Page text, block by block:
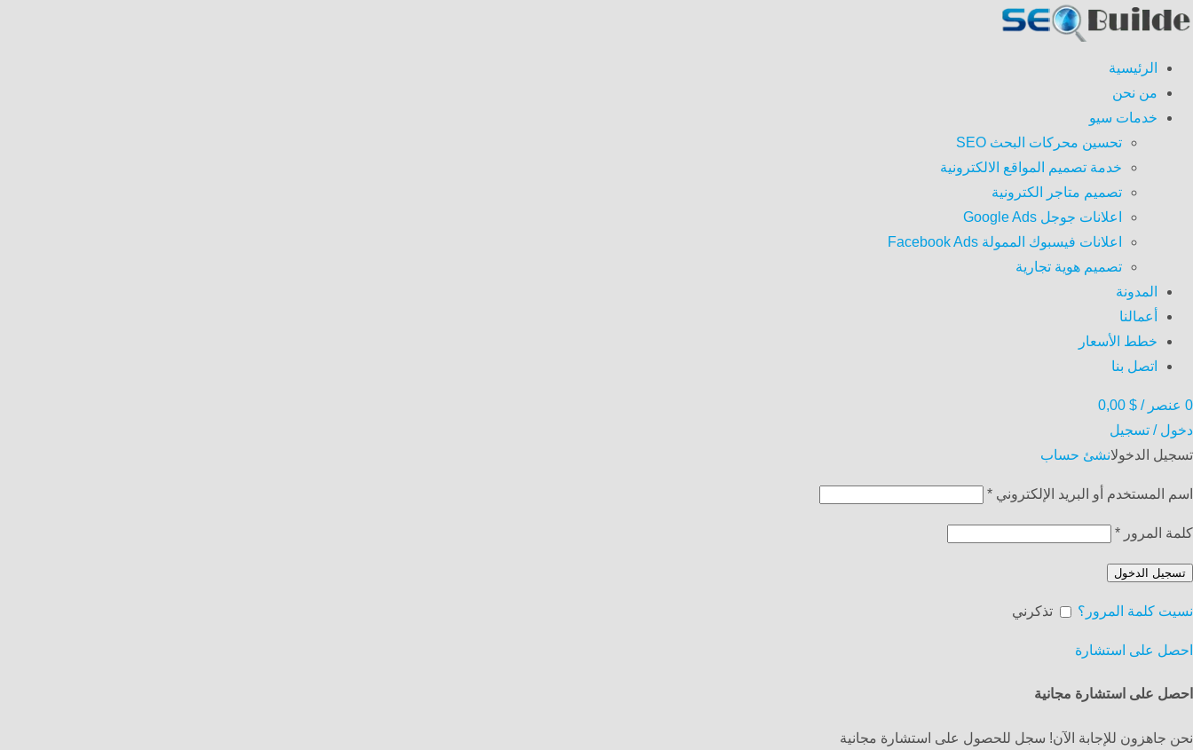
الرئيسية
من نحن
خدمات سيو
تحسين محركات البحث SEO
خدمة تصميم المواقع الالكترونية
تصميم متاجر الكترونية
اعلانات جوجل Google Ads
اعلانات فيسبوك الممولة Facebook Ads
تصميم هوية تجارية
المدونة
أعمالنا
خطط الأسعار
اتصل بنا
0 عنصر /
0,00 $
دخول / تسجيل
تسجيل الدخولانشئ حساب
اسم المستخدم أو البريد الإلكتروني *
كلمة المرور *
تسجيل الدخول
نسيت كلمة المرور؟ تذكرني
احصل على استشارة
احصل على استشارة مجانية
نحن جاهزون للإجابة الآن! سجل للحصول على استشارة مجانية